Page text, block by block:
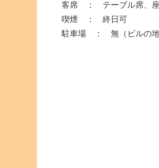
客席 ： テーブル席、
喫煙 ： 終日可
駐車場 ： 無（ビルの地